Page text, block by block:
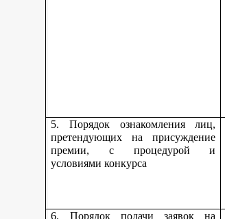
5. Порядок ознакомления лиц,
претендующих на присуждение
премии, с процедурой и
условиями конкурса
6. Порядок подачи заявок на